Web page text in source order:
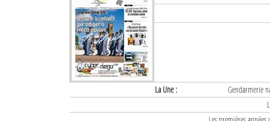
La Une :
Gendarmerie